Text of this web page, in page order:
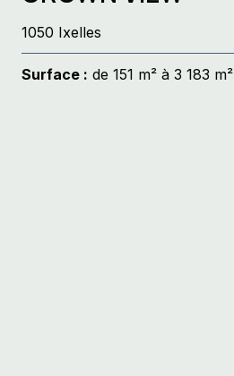
1050 Ixelles
Surface : de 151 m² à 3 183 m²